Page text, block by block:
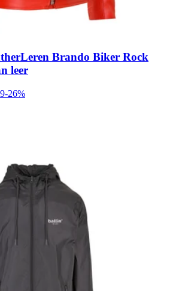
Leren Brando Biker Rock
leer
-26%